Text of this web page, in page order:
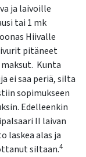
ja laivoille
tai 1 mk
Hiivalle
pitäneet
Kunta
ei saa periä, silta
sopimukseen
Edelleenkin
II laivan
laskea alas ja
siltaan.4